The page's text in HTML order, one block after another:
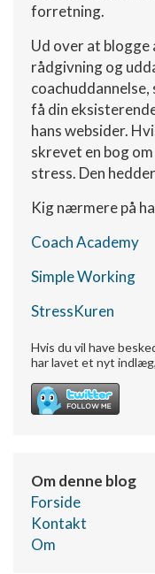
forretning.
Ud over at blogge
rådgivning og
få din
hans websider.
skrevet en bog
stress. Den
Kig nærmere på
Coach Academy
Simple Working
StressKuren
Hvis du vil have
har lavet et nyt
Om denne blog
Forside
Kontakt
Om
Oprette profiler for
Bruge profiler til at
Måle
Måle
Forstå målgrupper
kombinationer af
indhold
IAB Special Features:
Identificere enheder
anmodede oplysninger
Ydeevne
Funktionel